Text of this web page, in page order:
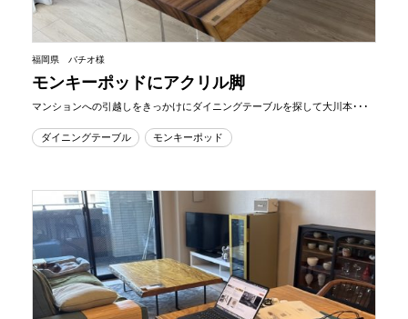
福岡県 バチオ様
モンキーポッドにアクリル脚
マンションへの引越しをきっかけにダイニングテーブルを探して大川本･･･
ダイニングテーブル モンキーポッド